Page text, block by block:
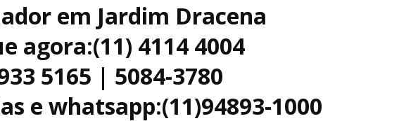
em Jardim Dracena
agora:(11) 4114 4004
5165 | 5084-3780
e whatsapp:(11)94893-1000